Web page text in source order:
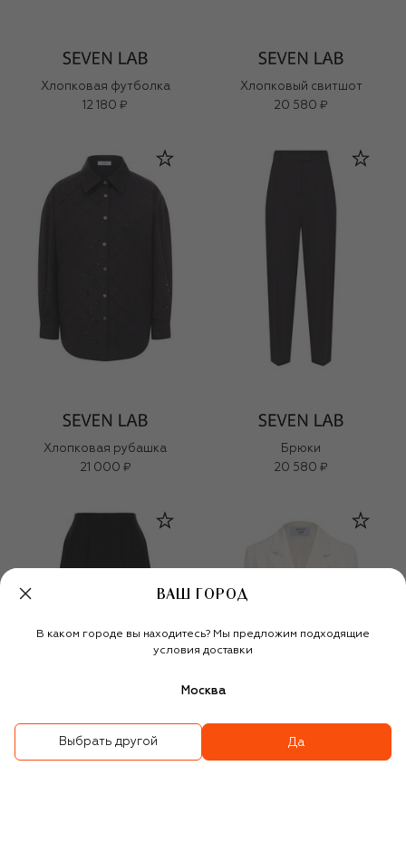
Хлопковая футболка
12 180 ₽
Хлопковый свитшот
20 580 ₽
Хлопковая рубашка
21 000 ₽
Брюки
20 580 ₽
ВАШ ГОРОД
В каком городе вы находитесь? Мы предложим подходящие
условия доставки
Москва
Выбрать другой Да